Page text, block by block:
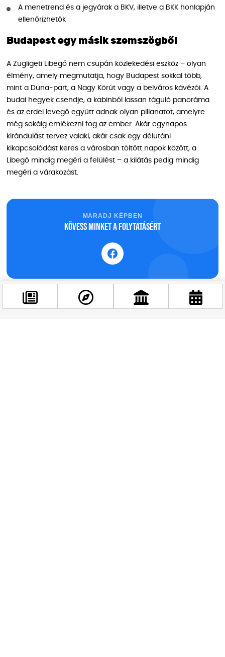
A menetrend és a jegyárak a BKV, illetve a BKK honlapján
ellenőrizhetők
Budapest egy másik szemszögből
A Zugligeti Libegő nem csupán közlekedési eszköz – olyan
élmény, amely megmutatja, hogy Budapest sokkal több,
mint a Duna-part, a Nagy Körút vagy a belváros kávézói. A
budai hegyek csendje, a kabinból lassan táguló panoráma
és az erdei levegő együtt adnak olyan pillanatot, amelyre
még sokáig emlékezni fog az ember. Akár egynapos
kirándulást tervez valaki, akár csak egy délutáni
kikapcsolódást keres a városban töltött napok között, a
Libegő mindig megéri a felülést – a kilátás pedig mindig
megéri a várakozást.
MARADJ KÉPBEN
Kövess minket a folytatásért